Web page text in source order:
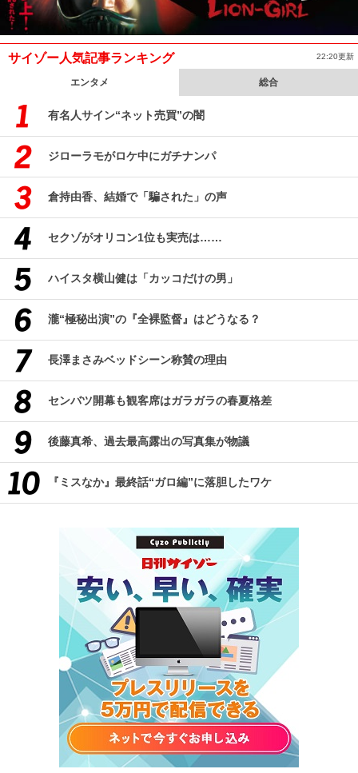
サイゾー人気記事ランキング 22:20更新
エンタメ 総合
有名人サイン“ネット売買”の闇
ジローラモがロケ中にガチナンパ
倉持由香、結婚で「騙された」の声
セクゾがオリコン1位も実売は……
ハイスタ横山健は「カッコだけの男」
瀧“極秘出演”の『全裸監督』はどうなる？
長澤まさみベッドシーン称賛の理由
センバツ開幕も観客席はガラガラの春夏格差
後藤真希、過去最高露出の写真集が物議
『ミスなか』最終話“ガロ編”に落胆したワケ